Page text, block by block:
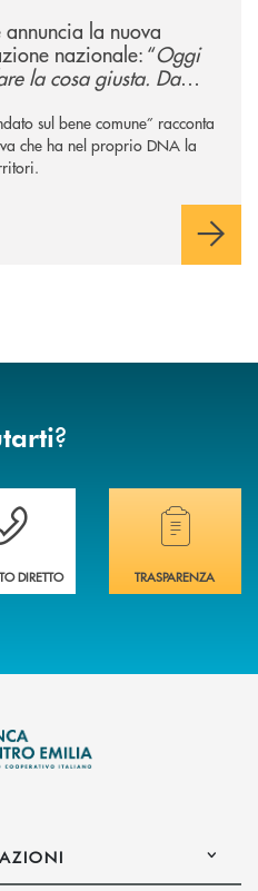
la nuova
nazionale: “Oggi
la cosa giusta. Da
sul bene comune” racconta
che ha nel proprio DNA la
?
maggiori informazioni sulla
DIRETTO
Hai bisogno di
TRASPARENZA